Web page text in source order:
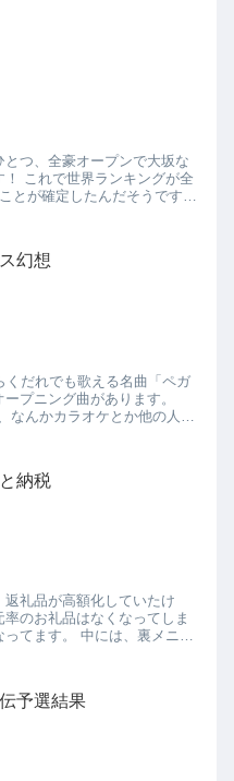
つ、全豪オープンで大坂な
全
とが確定したんだそうです。
幻想
だれでも歌える名曲「ペガ
プニング曲があります。
んかカラオケとか他の人が
納税
礼品が高額化していたけ
のお礼品はなくなってしま
は、裏メニュ
予選結果